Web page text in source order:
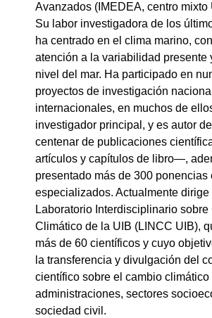
Avanzados (IMEDEA, centro mixto
Su labor investigadora de los
ha centrado en el clima marino,
atención a la variabilidad presente
nivel del mar. Ha participado en
proyectos de investigación
internacionales, en muchos de
investigador principal, y es autor
centenar de publicaciones
artículos y capítulos de libro—,
presentado más de 300 ponencias
especializados. Actualmente dirige
Laboratorio Interdisciplinario sobre
Climático de la UIB (LINCC UIB),
más de 60 científicos y cuyo
la transferencia y divulgación del
científico sobre el cambio climático
administraciones, sectores
sociedad civil.